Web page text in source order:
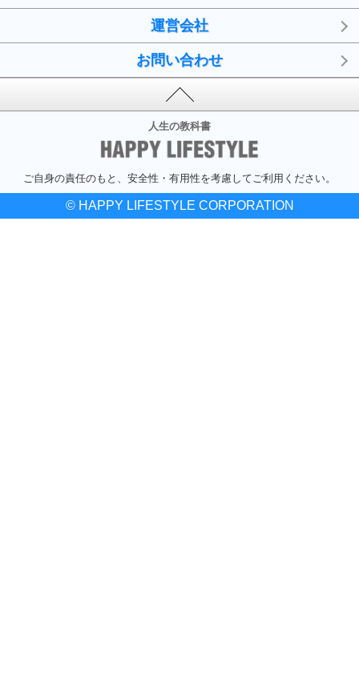
運営会社
お問い合わせ
人生の教科書
ご自身の責任のもと、安全性・有用性を考慮してご利用ください。
© HAPPY LIFESTYLE CORPORATION